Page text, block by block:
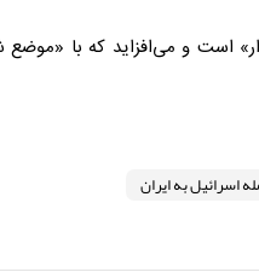
است و می‌افزاید که با «موضع
اسرائیل به ایران